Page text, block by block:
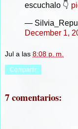
escuchalo 👇
—
December 1,
Jul a las 8:08 p. m.
Compartir
7 comentarios: